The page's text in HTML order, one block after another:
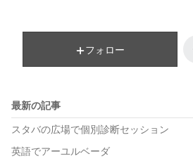
フォロー
最新の記事
スタバの広場で個別診断セッション
英語でアーユルベーダ